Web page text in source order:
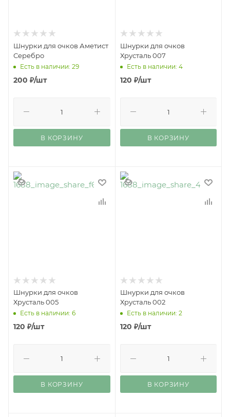
Шнурки для очков Аметист
Серебро
Есть в наличии: 29
200 ₽/шт
В КОРЗИНУ
Шнурки для очков
Хрусталь 007
Есть в наличии: 4
120 ₽/шт
В КОРЗИНУ
Шнурки для очков
Хрусталь 005
Есть в наличии: 6
120 ₽/шт
В КОРЗИНУ
Шнурки для очков
Хрусталь 002
Есть в наличии: 2
120 ₽/шт
В КОРЗИНУ